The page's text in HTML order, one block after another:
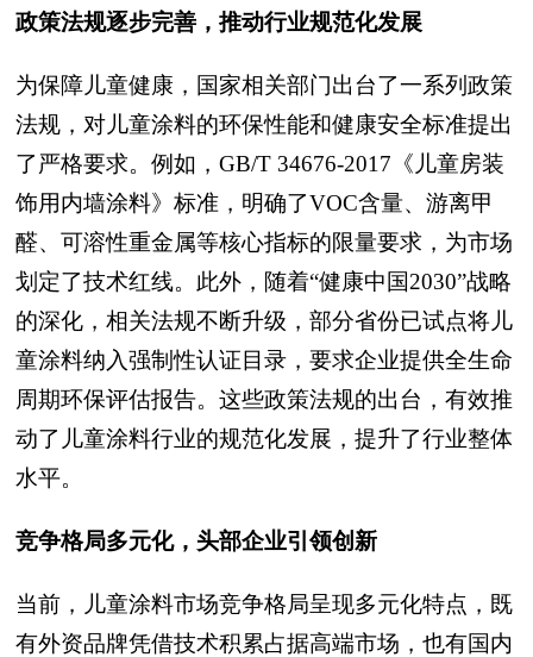
政策法规逐步完善，推动行业规范化发展
为保障儿童健康，国家相关部门出台了一系列政策
法规，对儿童涂料的环保性能和健康安全标准提出
了严格要求。例如，GB/T 34676-2017《儿童房装
饰用内墙涂料》标准，明确了VOC含量、游离甲
醛、可溶性重金属等核心指标的限量要求，为市场
划定了技术红线。此外，随着“健康中国2030”战略
的深化，相关法规不断升级，部分省份已试点将儿
童涂料纳入强制性认证目录，要求企业提供全生命
周期环保评估报告。这些政策法规的出台，有效推
动了儿童涂料行业的规范化发展，提升了行业整体
水平。
竞争格局多元化，头部企业引领创新
当前，儿童涂料市场竞争格局呈现多元化特点，既
有外资品牌凭借技术积累占据高端市场，也有国内